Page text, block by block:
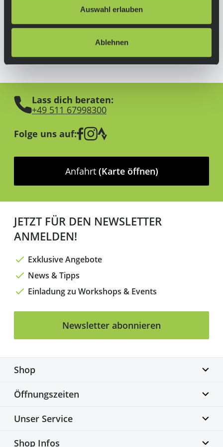
Auswahl erlauben
Ablehnen
https://www.trekbikes.com/de/de_DE/bontrag
er/
Lass dich beraten:
+49 511 67998300
Folge uns auf:
Anfahrt (Karte öffnen)
JETZT FÜR DEN NEWSLETTER
ANMELDEN!
Exklusive Angebote
News & Tipps
Einladung zu Workshops & Events
Newsletter abonnieren
Shop
Biketime GmbH
Alter Flughafen 7a
info@biketime.de
Öffnungszeiten
Dienstag – Freitag
Unser Service
Shop Infos